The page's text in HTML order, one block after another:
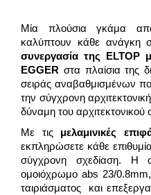
Μία πλούσια γκάμα
καλύπτουν κάθε ανάγκη
συνεργασία της ELTOP
EGGER στα πλαίσια της
σειράς αναβαθμισμένων
την σύγχρονη
δύναμη του αρχιτεκτονικού
Με τις μελαμινικές
εκπληρώσετε κάθε
σύγχρονη σχεδίαση. Η
ομοιόχρωμο abs 23/
ταιριάσματος και